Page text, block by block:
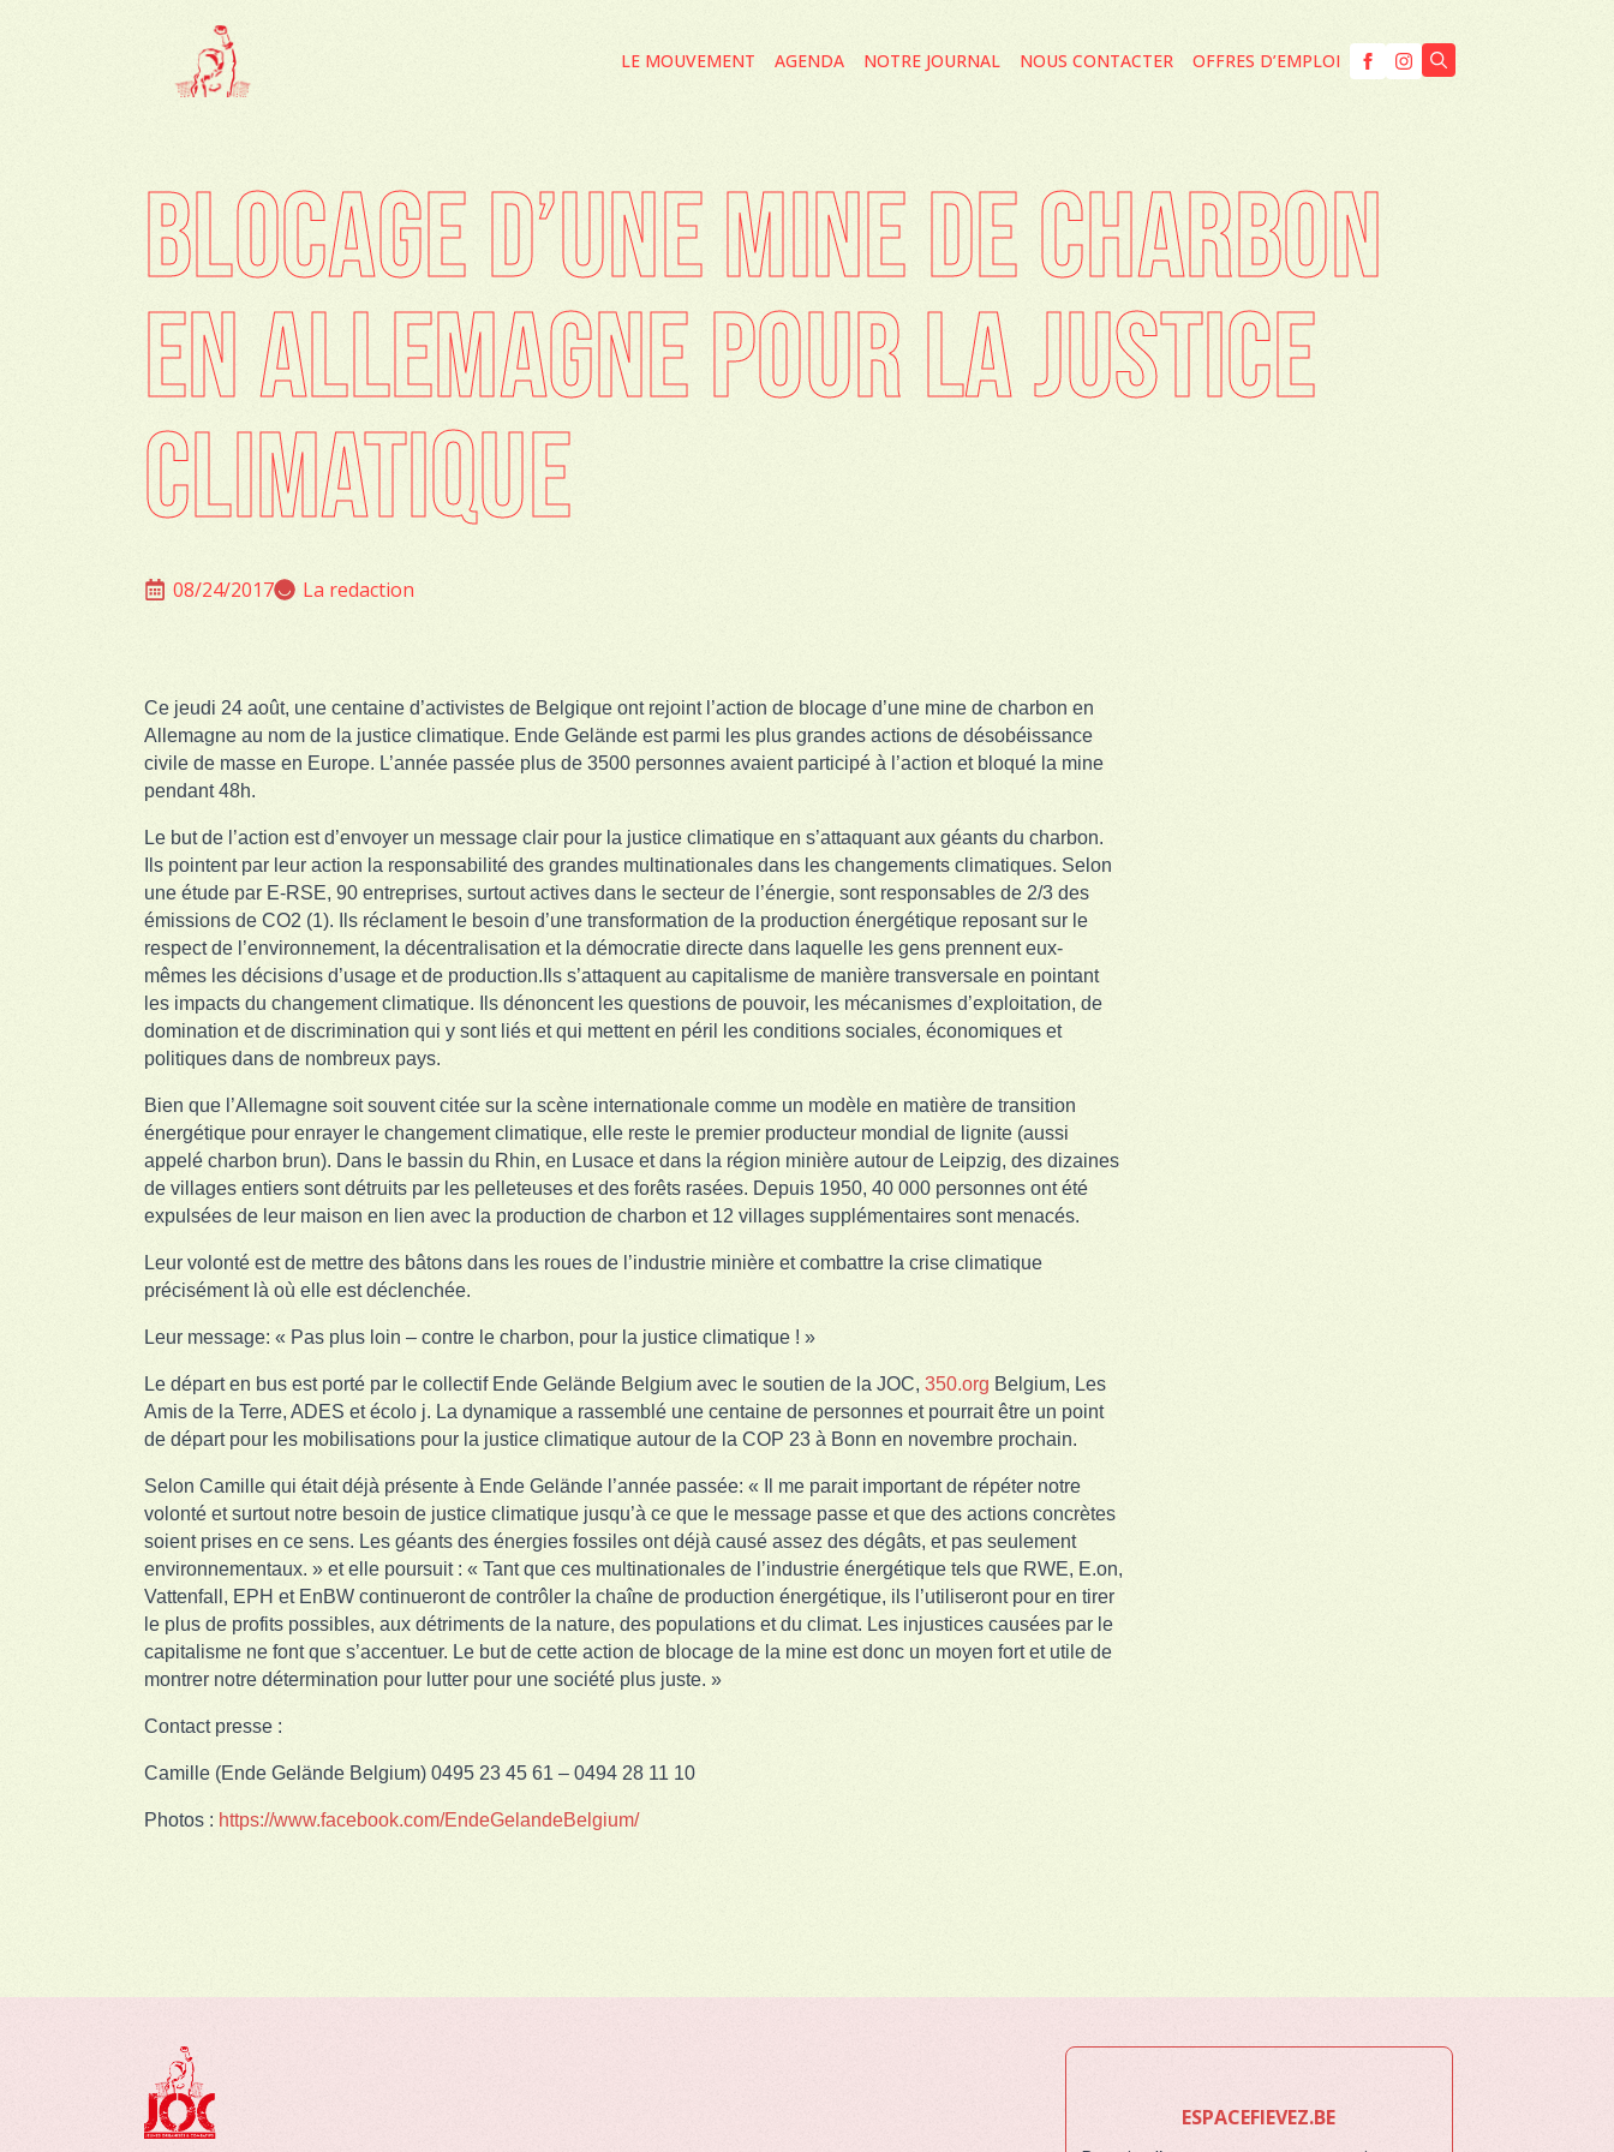
LE MOUVEMENT AGENDA NOTRE JOURNAL NOUS CONTACTER OFFRES D’EMPLOI
BLOCAGE D’UNE MINE DE CHARBON
EN ALLEMAGNE POUR LA JUSTICE
CLIMATIQUE
08/24/2017 La redaction
Ce jeudi 24 août, une centaine d’activistes de Belgique ont rejoint l’action de blocage d’une mine de charbon en
Allemagne au nom de la justice climatique. Ende Gelände est parmi les plus grandes actions de désobéissance
civile de masse en Europe. L’année passée plus de 3500 personnes avaient participé à l’action et bloqué la mine
pendant 48h.
Le but de l’action est d’envoyer un message clair pour la justice climatique en s’attaquant aux géants du charbon.
Ils pointent par leur action la responsabilité des grandes multinationales dans les changements climatiques. Selon
une étude par E-RSE, 90 entreprises, surtout actives dans le secteur de l’énergie, sont responsables de 2/3 des
émissions de CO2 (1). Ils réclament le besoin d’une transformation de la production énergétique reposant sur le
respect de l’environnement, la décentralisation et la démocratie directe dans laquelle les gens prennent eux-
mêmes les décisions d’usage et de production.Ils s’attaquent au capitalisme de manière transversale en pointant
les impacts du changement climatique. Ils dénoncent les questions de pouvoir, les mécanismes d’exploitation, de
domination et de discrimination qui y sont liés et qui mettent en péril les conditions sociales, économiques et
politiques dans de nombreux pays.
Bien que l’Allemagne soit souvent citée sur la scène internationale comme un modèle en matière de transition
énergétique pour enrayer le changement climatique, elle reste le premier producteur mondial de lignite (aussi
appelé charbon brun). Dans le bassin du Rhin, en Lusace et dans la région minière autour de Leipzig, des dizaines
de villages entiers sont détruits par les pelleteuses et des forêts rasées. Depuis 1950, 40 000 personnes ont été
expulsées de leur maison en lien avec la production de charbon et 12 villages supplémentaires sont menacés.
Leur volonté est de mettre des bâtons dans les roues de l’industrie minière et combattre la crise climatique
précisément là où elle est déclenchée.
Leur message: « Pas plus loin – contre le charbon, pour la justice climatique ! »
Le départ en bus est porté par le collectif Ende Gelände Belgium avec le soutien de la JOC, 350.org Belgium, Les
Amis de la Terre, ADES et écolo j. La dynamique a rassemblé une centaine de personnes et pourrait être un point
de départ pour les mobilisations pour la justice climatique autour de la COP 23 à Bonn en novembre prochain.
Selon Camille qui était déjà présente à Ende Gelände l’année passée: « Il me parait important de répéter notre
volonté et surtout notre besoin de justice climatique jusqu’à ce que le message passe et que des actions concrètes
soient prises en ce sens. Les géants des énergies fossiles ont déjà causé assez des dégâts, et pas seulement
environnementaux. » et elle poursuit : « Tant que ces multinationales de l’industrie énergétique tels que RWE, E.on,
Vattenfall, EPH et EnBW continueront de contrôler la chaîne de production énergétique, ils l’utiliseront pour en tirer
le plus de profits possibles, aux détriments de la nature, des populations et du climat. Les injustices causées par le
capitalisme ne font que s’accentuer. Le but de cette action de blocage de la mine est donc un moyen fort et utile de
montrer notre détermination pour lutter pour une société plus juste. »
Contact presse :
Camille (Ende Gelände Belgium) 0495 23 45 61 – 0494 28 11 10
Photos : https://www.facebook.com/EndeGelandeBelgium/
ESPACEFIEVEZ.BE